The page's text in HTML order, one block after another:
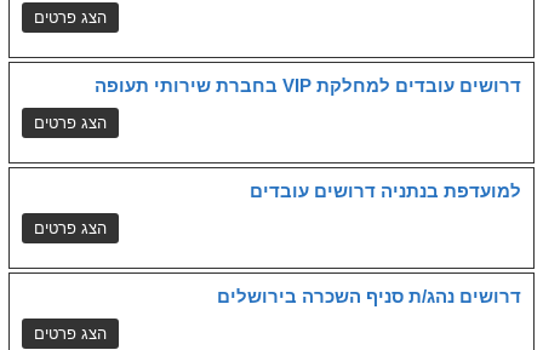
דרושים עובדים למחלקת VIP בחברת שירותי תעופה
למועדפת בנתניה דרושים עובדים
דרושים נהג/ת סניף השכרה בירושלים